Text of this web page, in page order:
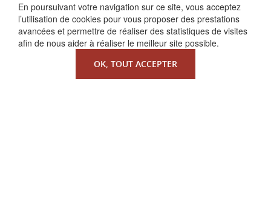
En poursuivant votre navigation sur ce site, vous acceptez
l’utilisation de cookies pour vous proposer des prestations
avancées et permettre de réaliser des statistiques de visites
afin de nous aider à réaliser le meilleur site possible.
OK, TOUT ACCEPTER